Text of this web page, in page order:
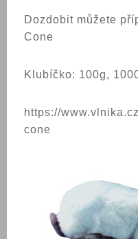
Dozdobit můžete
Cone
Klubíčko: 100g,
https://
cone